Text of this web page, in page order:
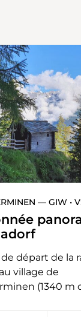
— GIW •
départ de la
village de
(1340 m